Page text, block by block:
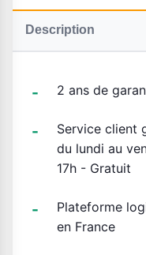
Description
2 ans de
Service client
du lundi au
17h - Gratuit
Plateforme
en France